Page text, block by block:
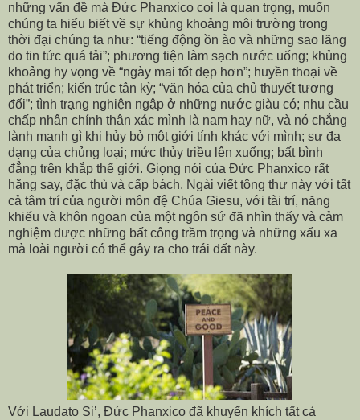
những vấn đề mà Đức Phanxico coi là quan trọng, muốn
chúng ta hiểu biết về sự khủng khoảng môi trường trong
thời đại chúng ta như: “tiếng động ồn ào và những sao lãng
do tin tức quá tải”; phương tiện làm sạch nước uống; khủng
khoảng hy vọng về “ngày mai tốt đẹp hơn”; huyền thoại về
phát triển; kiến trúc tân kỳ; “văn hóa của chủ thuyết tương
đối”; tình trạng nghiện ngập ở những nước giàu có; nhu cầu
chấp nhận chính thân xác mình là nam hay nữ, và nó chẳng
lành mạnh gì khi hủy bỏ một giới tính khác với mình; sư đa
dạng của chủng loại; mức thủy triều lên xuống; bất bình
đẳng trên khắp thế giới. Giọng nói của Đức Phanxico rất
hăng say, đặc thù và cấp bách. Ngài viết tông thư này với tất
cả tâm trí của người môn đệ Chúa Giesu, với tài trí, năng
khiếu và khôn ngoan của một ngôn sứ đã nhìn thấy và cảm
nghiệm được những bất công trầm trọng và những xấu xa
mà loài người có thể gây ra cho trái đất này.
Với Laudato Si’, Đức Phanxico đã khuyến khích tất cả